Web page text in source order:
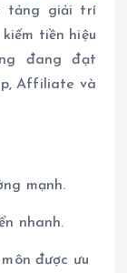
tảng giải trí
tiền hiệu
đang đạt
Affiliate và
mạnh.
nhanh.
được ưu